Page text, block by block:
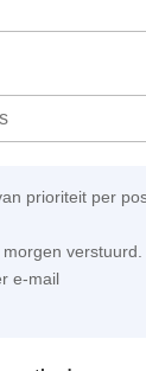
prioriteit per
e-mail